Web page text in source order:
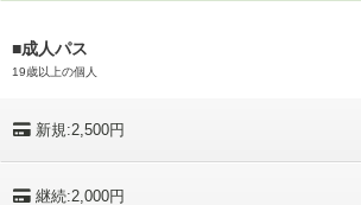
■成人パス
19歳以上の個人
新規:2,500円
継続:2,000円